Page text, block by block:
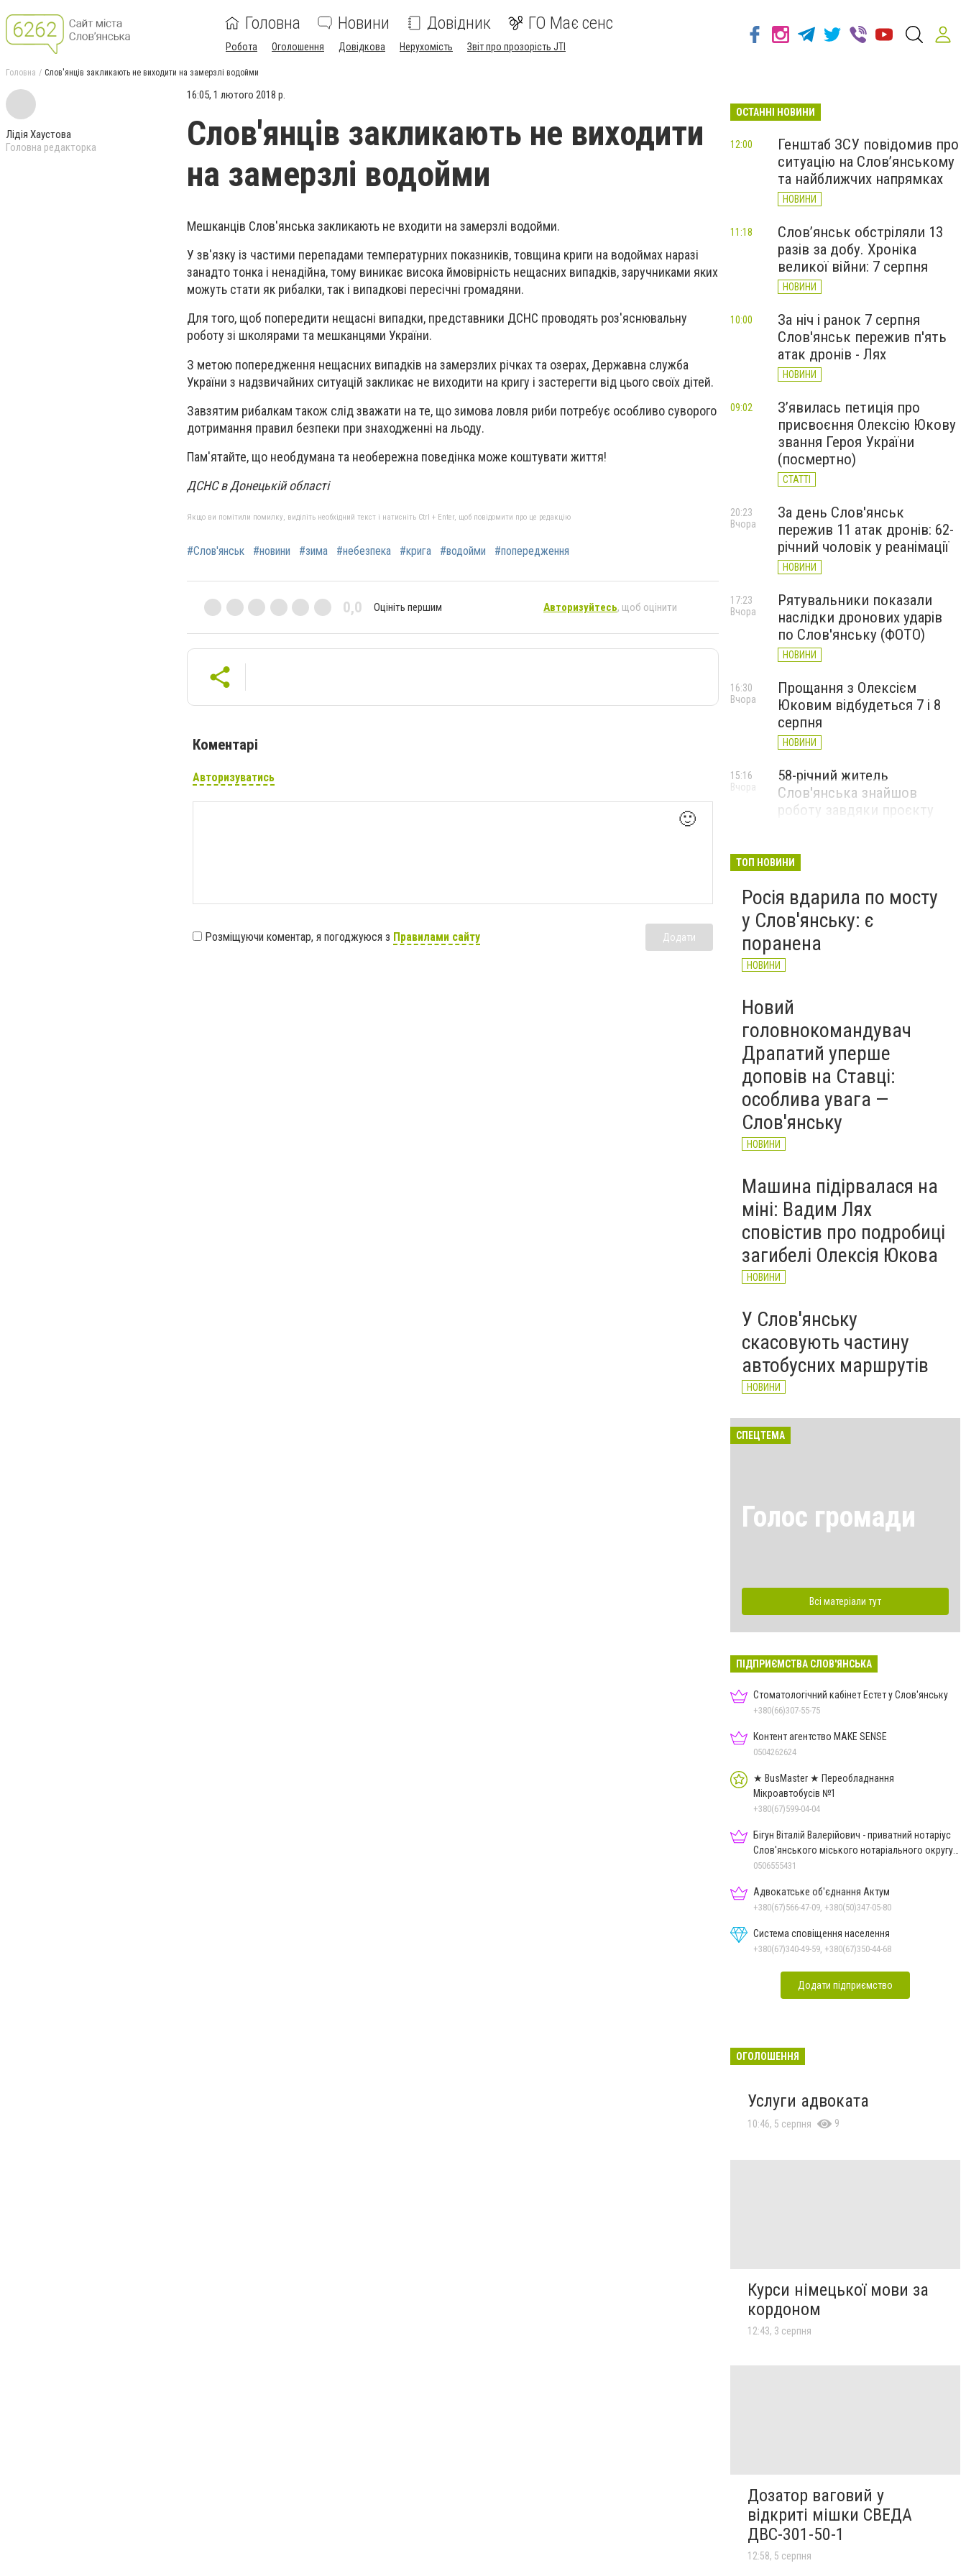
Головна Новини Довідник ГО Має сенс
Робота Оголошення Довідкова Нерухомість Звіт про прозорість JTI
Головна Слов'янців закликають не виходити на замерзлі водойми
Лідія Хаустова
Головна редакторка
16:05, 1 лютого 2018 р.
Слов'янців закликають не виходити
на замерзлі водойми
Мешканців Слов'янська закликають не входити на замерзлі водойми.
У зв'язку із частими перепадами температурних показників, товщина криги на водоймах наразі
занадто тонка і ненадійна, тому виникає висока ймовірність нещасних випадків, заручниками яких
можуть стати як рибалки, так і випадкові пересічні громадяни.
Для того, щоб попередити нещасні випадки, представники ДСНС проводять роз'яснювальну
роботу зі школярами та мешканцями України.
З метою попередження нещасних випадків на замерзлих річках та озерах, Державна служба
України з надзвичайних ситуацій закликає не виходити на кригу і застерегти від цього своїх дітей.
Завзятим рибалкам також слід зважати на те, що зимова ловля риби потребує особливо суворого
дотримання правил безпеки при знаходженні на льоду.
Пам'ятайте, що необдумана та необережна поведінка може коштувати життя!
ДСНС в Донецькій області
Якщо ви помітили помилку, виділіть необхідний текст і натисніть Ctrl + Enter, щоб повідомити про це редакцію
#Слов'янськ #новини #зима #небезпека #крига #водойми #попередження
0,0 Оцініть першим Авторизуйтесь, щоб оцінити
Коментарі
Авторизуватись
🙂
Розміщуючи коментар, я погоджуюся з Правилами сайту Додати
ОСТАННІ НОВИНИ
Генштаб ЗСУ повідомив про
ситуацію на Слов’янському
та найближчих напрямках
НОВИНИ
12:00
Слов’янськ обстріляли 13
разів за добу. Хроніка
великої війни: 7 серпня
НОВИНИ
11:18
За ніч і ранок 7 серпня
Слов'янськ пережив п'ять
атак дронів - Лях
НОВИНИ
10:00
З’явилась петиція про
присвоєння Олексію Юкову
звання Героя України
(посмертно)
СТАТТІ
09:02
За день Слов'янськ
пережив 11 атак дронів: 62-
річний чоловік у реанімації
НОВИНИ
20:23
Вчора
Рятувальники показали
наслідки дронових ударів
по Слов'янську (ФОТО)
НОВИНИ
17:23
Вчора
Прощання з Олексієм
Юковим відбудеться 7 і 8
серпня
НОВИНИ
16:30
Вчора
58-річний житель
Слов'янська знайшов
роботу завдяки проєкту
15:16
Вчора
ТОП НОВИНИ
Росія вдарила по мосту
у Слов'янську: є
поранена
НОВИНИ
Новий
головнокомандувач
Драпатий уперше
доповів на Ставці:
особлива увага —
Слов'янську
НОВИНИ
Машина підірвалася на
міні: Вадим Лях
сповістив про подробиці
загибелі Олексія Юкова
НОВИНИ
У Слов'янську
скасовують частину
автобусних маршрутів
НОВИНИ
СПЕЦТЕМА
Голос громади
Всі матеріали тут
ПІДПРИЄМСТВА СЛОВ'ЯНСЬКА
Стоматологічний кабінет Естет у Слов'янську
+380(66)307-55-75
Контент агентство MAKE SENSE
0504262624
★ BusMaster ★ Переобладнання
Мікроавтобусів №1
+380(67)599-04-04
Бігун Віталій Валерійович - приватний нотаріус
Слов'янського міського нотаріального округу
Дон.обл.
0506555431
Адвокатське об'єднання Актум
+380(67)566-47-09, +380(50)347-05-80
Система сповіщення населення
+380(67)340-49-59, +380(67)350-44-68
Додати підприємство
ОГОЛОШЕННЯ
Услуги адвоката
10:46, 5 серпня 9
Курси німецької мови за
кордоном
12:43, 3 серпня
Дозатор ваговий у
відкриті мішки СВЕДА
ДВС-301-50-1
12:58, 5 серпня